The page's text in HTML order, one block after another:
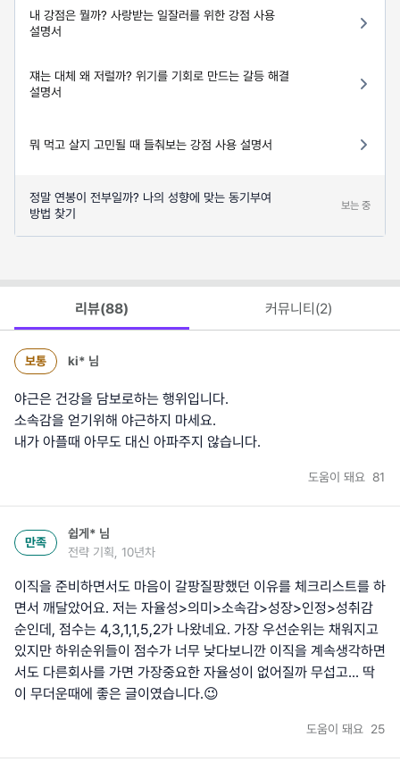
내 강점은 뭘까? 사랑받는 일잘러를 위한 강점 사용
설명서
쟤는 대체 왜 저럴까? 위기를 기회로 만드는 갈등 해결
설명서
뭐 먹고 살지 고민될 때 들춰보는 강점 사용 설명서
정말 연봉이 전부일까? 나의 성향에 맞는 동기부여
방법 찾기
보는 중
리뷰(88) 커뮤니티(2)
보통 ki* 님
야근은 건강을 담보로하는 행위입니다.
소속감을 얻기위해 야근하지 마세요.
내가 아플때 아무도 대신 아파주지 않습니다.
도움이 돼요 81
만족
쉽게* 님
전략 기획, 10년차
이직을 준비하면서도 마음이 갈팡질팡했던 이유를 체크리스트를 하
면서 깨달았어요. 저는 자율성>의미>소속감>성장>인정>성취감
순인데, 점수는 4,3,1,1,5,2가 나왔네요. 가장 우선순위는 채워지고
있지만 하위순위들이 점수가 너무 낮다보니깐 이직을 계속생각하면
서도 다른회사를 가면 가장중요한 자율성이 없어질까 무섭고... 딱
이 무더운때에 좋은 글이였습니다.😉
도움이 돼요 25